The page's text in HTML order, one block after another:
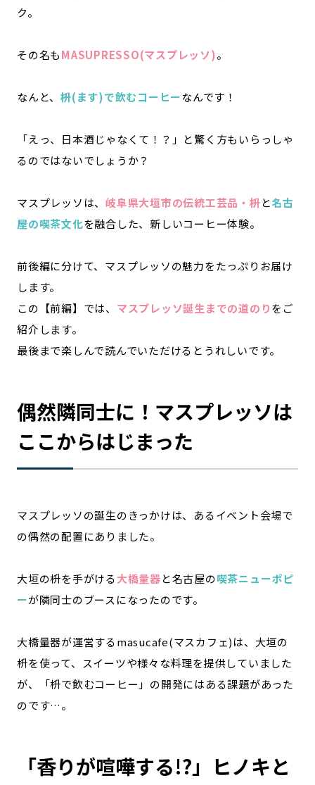
ク。
その名もMASUPRESSO(マスプレッソ)。
なんと、 枡(ます)で飲むコーヒーなんです！
「えっ、日本酒じゃなくて！？」と驚く方もいらっしゃ
るのではないでしょうか？
マスプレッソは、 岐阜県大垣市の伝統工芸品・枡と名古
屋の喫茶文化を融合した、新しいコーヒー体験。
前後編に分けて、マスプレッソの魅力をたっぷりお届け
します。
この【前編】では、 マスプレッソ誕生までの道のりをご
紹介します。
最後まで楽しんで読んでいただけるとうれしいです。
偶然隣同士に！マスプレッソは
ここからはじまった
マスプレッソの誕生のきっかけは、あるイベント会場で
の偶然の配置にありました。
大垣の枡を手がける大橋量器と名古屋の喫茶ニューポピ
ーが隣同士のブースになったのです。
大橋量器が運営するmasucafe(マスカフェ)は、大垣の
枡を使って、スイーツや様々な料理を提供していました
が、「枡で飲むコーヒー」の開発にはある課題があった
のです…。
「香りが喧嘩する!?」ヒノキと